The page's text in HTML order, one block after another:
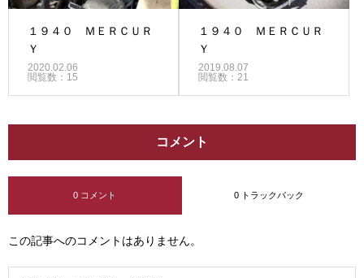
１９４０ ＭＥＲＣＵＲ
Ｙ
2020.02.06
閲覧数：15
１９４０ ＭＥＲＣＵＲ
Ｙ
2019.08.07
閲覧数：21
コメント
0 コメント 0 トラックバック
この記事へのコメントはありません。